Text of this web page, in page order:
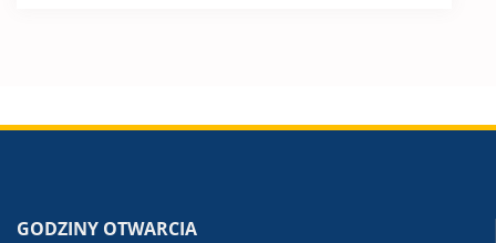
GODZINY OTWARCIA